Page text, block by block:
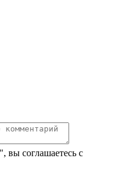
вы соглашаетесь с